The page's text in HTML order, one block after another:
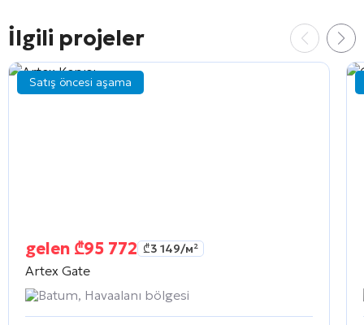
İlgili projeler
Satış öncesi aşama
gelen ₾95 772 ₾3 149/м²
Artex Gate
Batum, Havaalanı bölgesi